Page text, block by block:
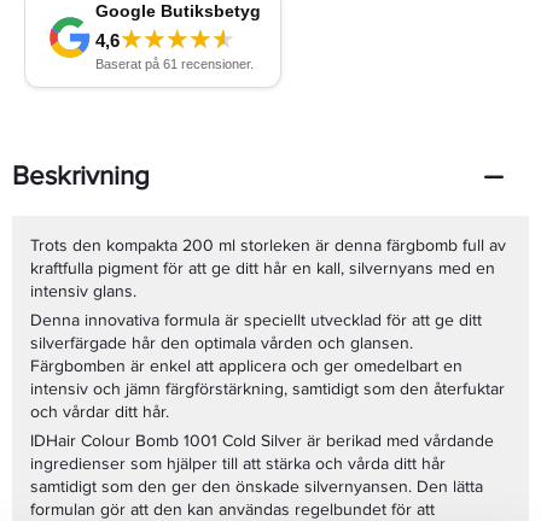
Beskrivning
Trots den kompakta 200 ml storleken är denna färgbomb full av
kraftfulla pigment för att ge ditt hår en kall, silvernyans med en
intensiv glans.
Denna innovativa formula är speciellt utvecklad för att ge ditt
silverfärgade hår den optimala vården och glansen.
Färgbomben är enkel att applicera och ger omedelbart en
intensiv och jämn färgförstärkning, samtidigt som den återfuktar
och vårdar ditt hår.
IDHair Colour Bomb 1001 Cold Silver är berikad med vårdande
ingredienser som hjälper till att stärka och vårda ditt hår
samtidigt som den ger den önskade silvernyansen. Den lätta
formulan gör att den kan användas regelbundet för att